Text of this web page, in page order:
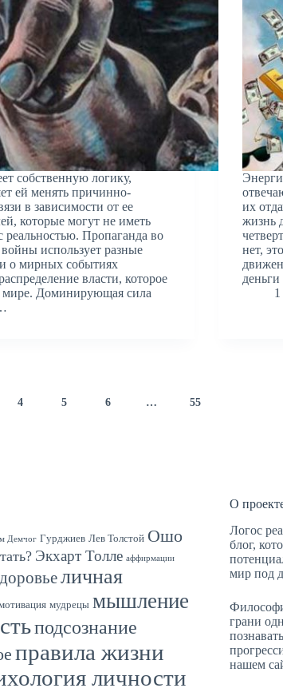
собственную логику,
ей менять причинно-
в зависимости от ее
которые могут не иметь
реальностью. Пропаганда во
использует разные
о мирных событиях
власти, которое
мире. Доминирующая сила
их
жизнь
нет,
4 5 6 … 55
Демчог Гурджиев Лев Толстой Ошо
Экхарт Толле аффирмации
личная
мудрецы мышление
подсознание
правила жизни
личности
О
Логос
блог,
мир под
грани
нашем